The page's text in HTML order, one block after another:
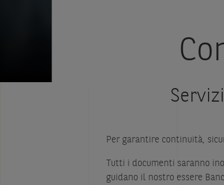
Per garantire continuità,
Tutti i documenti saranno
guidano il nostro essere